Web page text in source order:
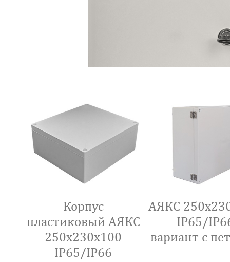
Корпус
пластиковый АЯКС
250x230x100
IP65/IP66
АЯКС
IP65/
вариант с